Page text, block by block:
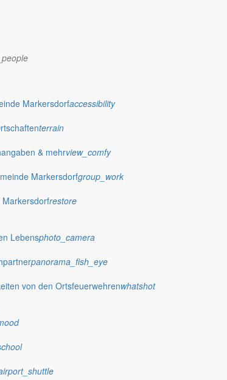
Markersdorfaccessibility
terrain
& mehrview_comfy
Markersdorfgroup_work
restore
Lebensphoto_camera
panorama_fish_eye
von den Ortsfeuerwehrenwhatshot
stellt das Rathaus Markersdorf viele Informationen